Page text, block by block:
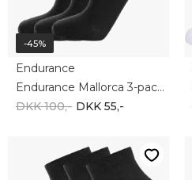
-45%
Endurance
Endurance Mallorca 3-pack quater black e151502
DKK 100,- DKK 55,-